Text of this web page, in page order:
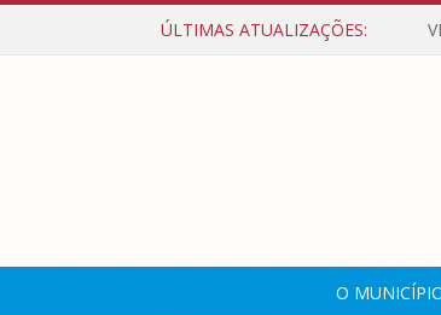
ÚLTIMAS ATUALIZAÇÕES:
O